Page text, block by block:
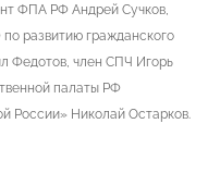
ФПА РФ Андрей Сучков,
развитию гражданского
Федотов, член СПЧ Игорь
палаты РФ
России» Николай Остарков.